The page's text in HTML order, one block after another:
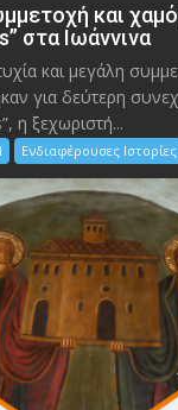
και
στα Ιωάννινα
και μεγάλη
για δεύτερη
η ξεχωριστή...
Ενδιαφέρουσες Ιστορίες